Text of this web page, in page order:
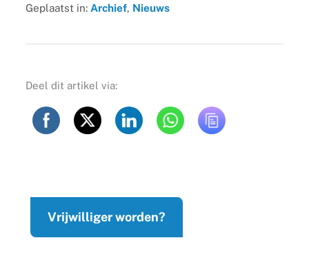
Geplaatst in: Archief, Nieuws
Deel dit artikel via:
Vrijwilliger worden?